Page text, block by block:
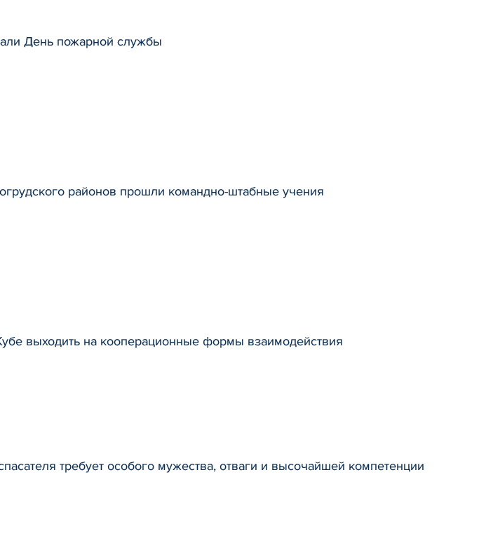
День пожарной службы
районов прошли командно-штабные учения
выходить на кооперационные формы взаимодействия
требует особого мужества, отваги и высочайшей компетенции